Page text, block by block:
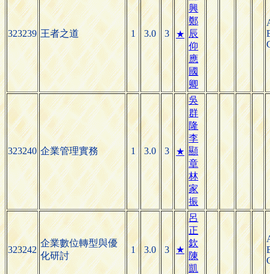
323239 王者之道 1 3.0 3 ★
興
鄭
辰
仰
應
國
卿
323240 企業管理實務 1 3.0 3 ★
吳
群
隆
李
顯
章
林
家
振
323242
企業數位轉型與優
化研討
1 3.0 3 ★
呂
正
欽
陳
凱